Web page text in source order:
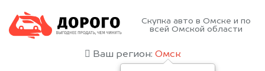
Скупка авто в Омске и по
всей Омской области
Ваш регион: Омск